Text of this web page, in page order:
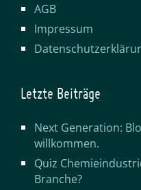
AGB
Impressum
Letzte Beiträge
Next Generation:
willkommen.
Quiz
Branche?